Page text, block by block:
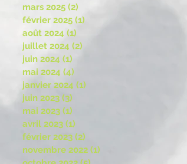
mars 2025 (2)
février 2025 (1)
août 2024 (1)
juillet 2024 (2)
juin 2024 (1)
mai 2024 (4)
janvier 2024 (1)
juin 2023 (3)
mai 2023 (1)
avril 2023 (1)
février 2023 (2)
novembre 2022 (1)